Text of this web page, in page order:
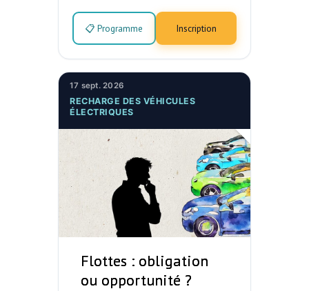
📋 Programme Inscription
17 sept. 2026
RECHARGE DES VÉHICULES
ÉLECTRIQUES
Flottes : obligation
ou opportunité ?